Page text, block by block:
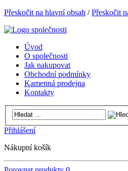
Přeskočit na hlavní obsah /Přeskočit
Úvod
O společnosti
Jak nakupovat
Obchodní podmínky
Kamenná prodejna
Kontakty
Přihlášení
Nákupní košík